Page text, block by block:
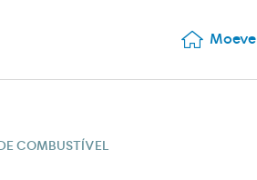
Moeve
COMBUSTÍVEL